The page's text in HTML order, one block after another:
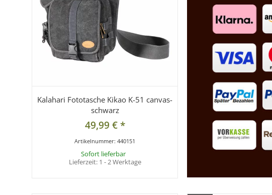
Kalahari Fototasche Kikao K-51 canvas-
schwarz
49,99 €*
Artikelnummer:440151
Sofort lieferbar
Lieferzeit: 1 - 2 Werktage